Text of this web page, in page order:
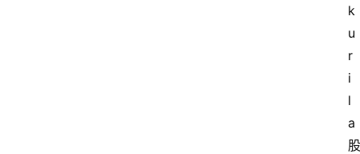
k
u
r
i
l
a
股